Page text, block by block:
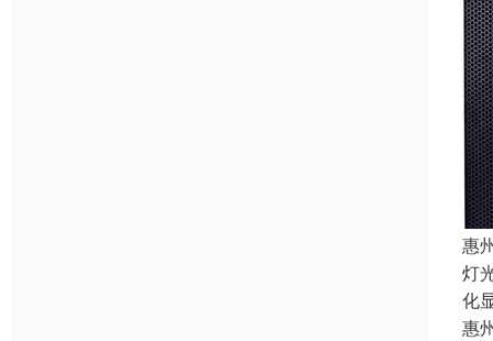
惠
灯
化
惠